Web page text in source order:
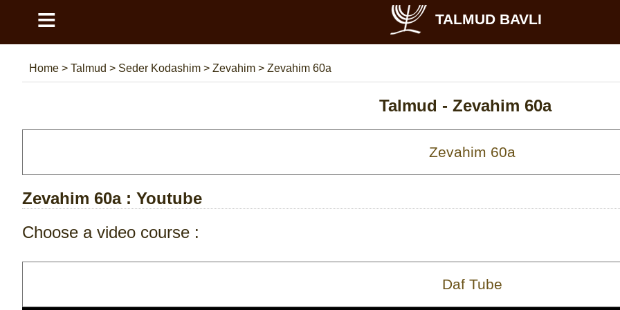
≡ TALMUD BAVLI
Home > Talmud > Seder Kodashim > Zevahim > Zevahim 60a
Talmud - Zevahim 60a
Zevahim 60a: Youtube
Choose a video course :